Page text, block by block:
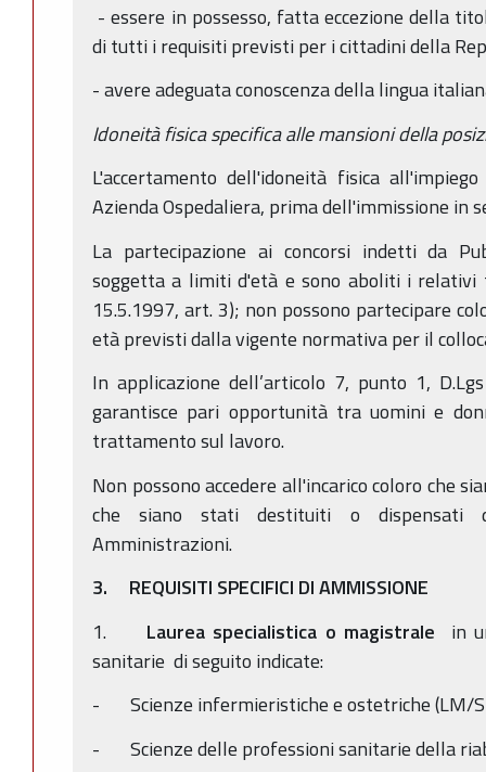
- essere in possesso, fatta eccezione della
di tutti i requisiti previsti per i cittadini della
- avere adeguata conoscenza della lingua
Idoneità fisica specifica alle mansioni della
L'accertamento dell'idoneità fisica
Azienda Ospedaliera, prima dell'immissione in
La partecipazione ai concorsi indetti da
soggetta a limiti d'età e sono aboliti i
15.5.1997, art. 3); non possono partecipare
età previsti dalla vigente normativa per il
In applicazione dell’articolo 7, punto 1,
garantisce pari opportunità tra uomini e
trattamento sul lavoro.
Non possono accedere all'incarico coloro che
che siano stati destituiti o dispensati
Amministrazioni.
3. REQUISITI SPECIFICI DI AMMISSIONE
1.
Laurea specialistica o magistrale
in
sanitarie di seguito indicate:
- Scienze infermieristiche e ostetriche (LM/
- Scienze delle professioni sanitarie della